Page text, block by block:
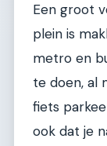
Een groot
plein is
metro en
te doen, al
fiets
ook dat je